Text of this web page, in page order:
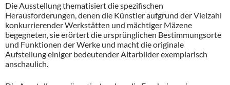
Die Ausstellung thematisiert die spezifischen
Herausforderungen, denen die Künstler aufgrund der Vielzahl
konkurrierender Werkstätten und mächtiger Mäzene
begegneten, sie erörtert die ursprünglichen Bestimmungsorte
und Funktionen der Werke und macht die originale
Aufstellung einiger bedeutender Altarbilder exemplarisch
anschaulich.